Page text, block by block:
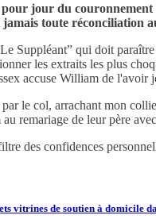
jour du couronnement
toute réconciliation
Suppléant” qui doit
les extraits les plus
accuse William de l'avoir
le col, arrachant mon
remariage de leur père
des confidences
vitrines de soutien à domicile